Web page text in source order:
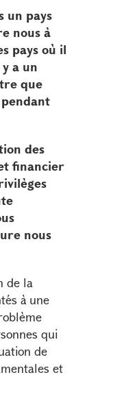
un pays
nous à
pays où il
a un
que
des
financier
nous
de la
à une
qui
de
et